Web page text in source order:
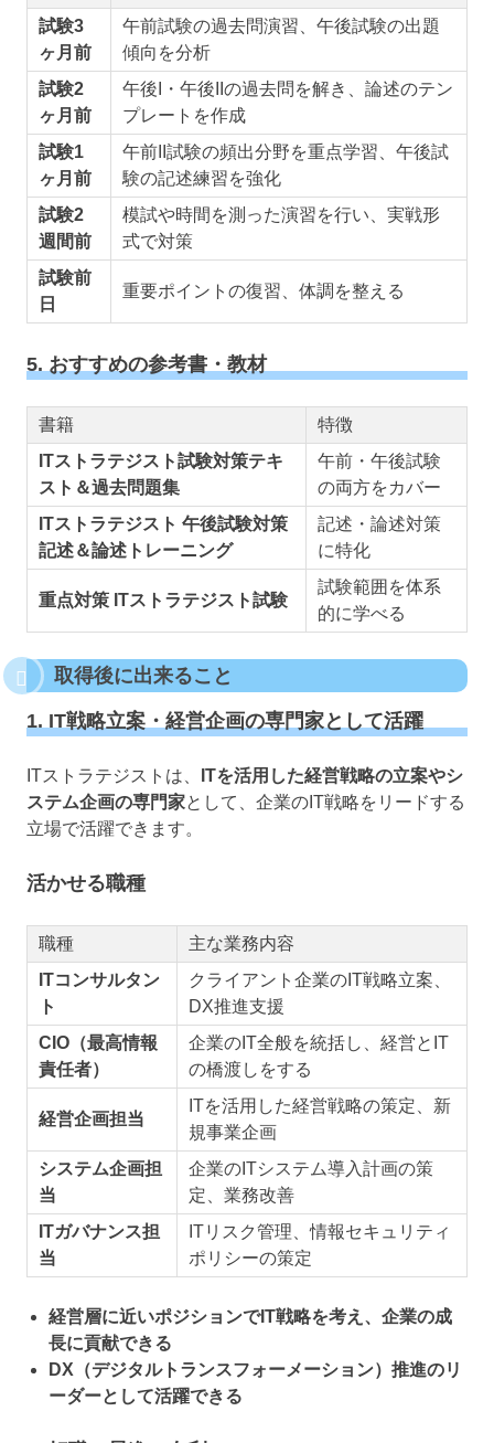
試験3
ヶ月前
午前試験の過去問演習、午後試験の出題
傾向を分析
試験2
ヶ月前
午後I・午後IIの過去問を解き、論述のテン
プレートを作成
試験1
ヶ月前
午前II試験の頻出分野を重点学習、午後試
験の記述練習を強化
試験2
週間前
模試や時間を測った演習を行い、実戦形
式で対策
試験前
日
重要ポイントの復習、体調を整える
5. おすすめの参考書・教材
書籍
特徴
ITストラテジスト試験対策テキ
スト＆過去問題集
午前・午後試験
の両方をカバー
ITストラテジスト 午後試験対策
記述＆論述トレーニング
記述・論述対策
に特化
重点対策 ITストラテジスト試験
試験範囲を体系
的に学べる
取得後に出来ること
1. IT戦略立案・経営企画の専門家として活躍
ITストラテジストは、
ITを活用した経営戦略の立案やシ
ステム企画の専門家として、企業のIT戦略をリードする
立場で活躍できます。
活かせる職種
職種
主な業務内容
ITコンサルタン
ト
クライアント企業のIT戦略立案、
DX推進支援
CIO（最高情報
責任者）
企業のIT全般を統括し、経営とIT
の橋渡しをする
経営企画担当
ITを活用した経営戦略の策定、新
規事業企画
システム企画担
当
企業のITシステム導入計画の策
定、業務改善
ITガバナンス担
当
ITリスク管理、情報セキュリティ
ポリシーの策定
経営層に近いポジションでIT戦略を考え、企業の成
長に貢献できる
DX（デジタルトランスフォーメーション）推進のリ
ーダーとして活躍できる